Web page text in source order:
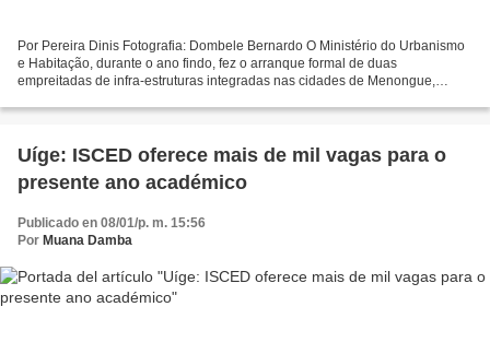
Por Pereira Dinis Fotografia: Dombele Bernardo O Ministério do Urbanismo
e Habitação, durante o ano findo, fez o arranque formal de duas
empreitadas de infra-estruturas integradas nas cidades de Menongue,
Uíge: ISCED oferece mais de mil vagas para o
presente ano académico
Publicado en 08/01/p. m. 15:56
Por Muana Damba